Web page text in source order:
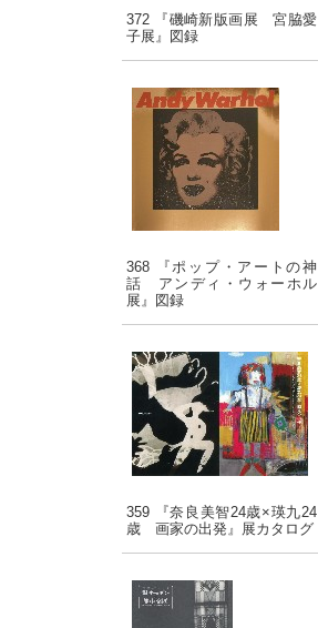
372 『磯崎新版画展 宮脇愛
子展』図録
368 『ポップ・アートの神
話 アンディ・ウォーホル
展』図録
359 『奈良美智24歳×瑛九24
歳 画家の出発』展カタログ